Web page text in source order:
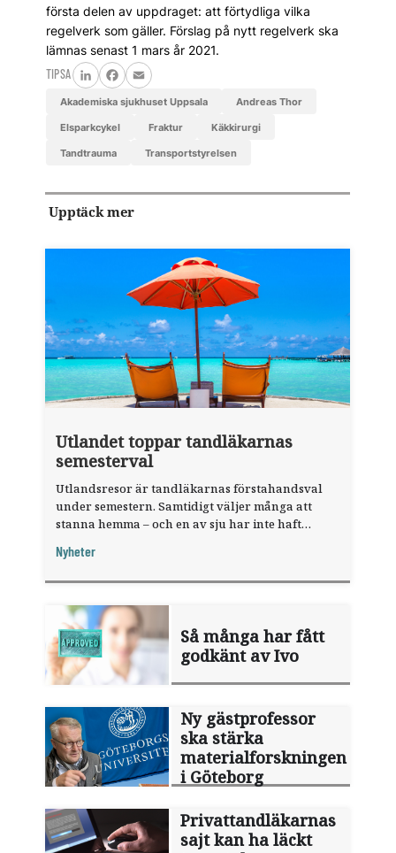
första delen av uppdraget: att förtydliga vilka
regelverk som gäller. Förslag på nytt regelverk ska
lämnas senast 1 mars år 2021.
TIPSA
LinkedInFacebook
Email
Akademiska sjukhuset Uppsala Andreas Thor
elsparkcykel fraktur käkkirurgi
tandtrauma Transportstyrelsen
Upptäck mer
Utlandet toppar tandläkarnas
semesterval
Utlandsresor är tandläkarnas förstahandsval
under semestern. Samtidigt väljer många att
stanna hemma – och en av sju har inte haft
fråga".
Nyheter
Så många har fått
godkänt av Ivo
Ny gästprofessor
ska stärka
materialforskningen
i Göteborg
Privattandläkarnas
sajt kan ha läckt